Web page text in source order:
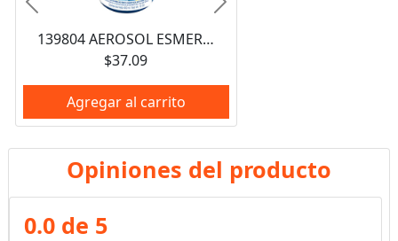
139804 AEROSOL ESMERALDA 400ML SURTEK
$37.09
Agregar al carrito
Anterior Siguiente
Opiniones del producto
0.0 de 5